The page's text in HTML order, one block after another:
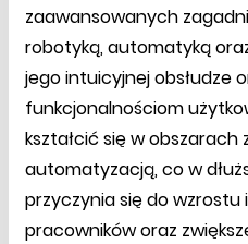
zaawansowanych
robotyką, automatyką
jego intuicyjnej obsłudze
funkcjonalnościom
kształcić się w obszarach
automatyzacją, co w
przyczynia się do wzrostu
pracowników oraz